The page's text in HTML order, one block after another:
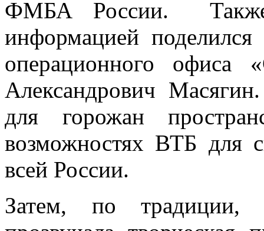
ФМБА России.
информацией
операционного офиса
Александрович
для горожан
возможностях ВТБ для
всей России.
Затем, по традиции,